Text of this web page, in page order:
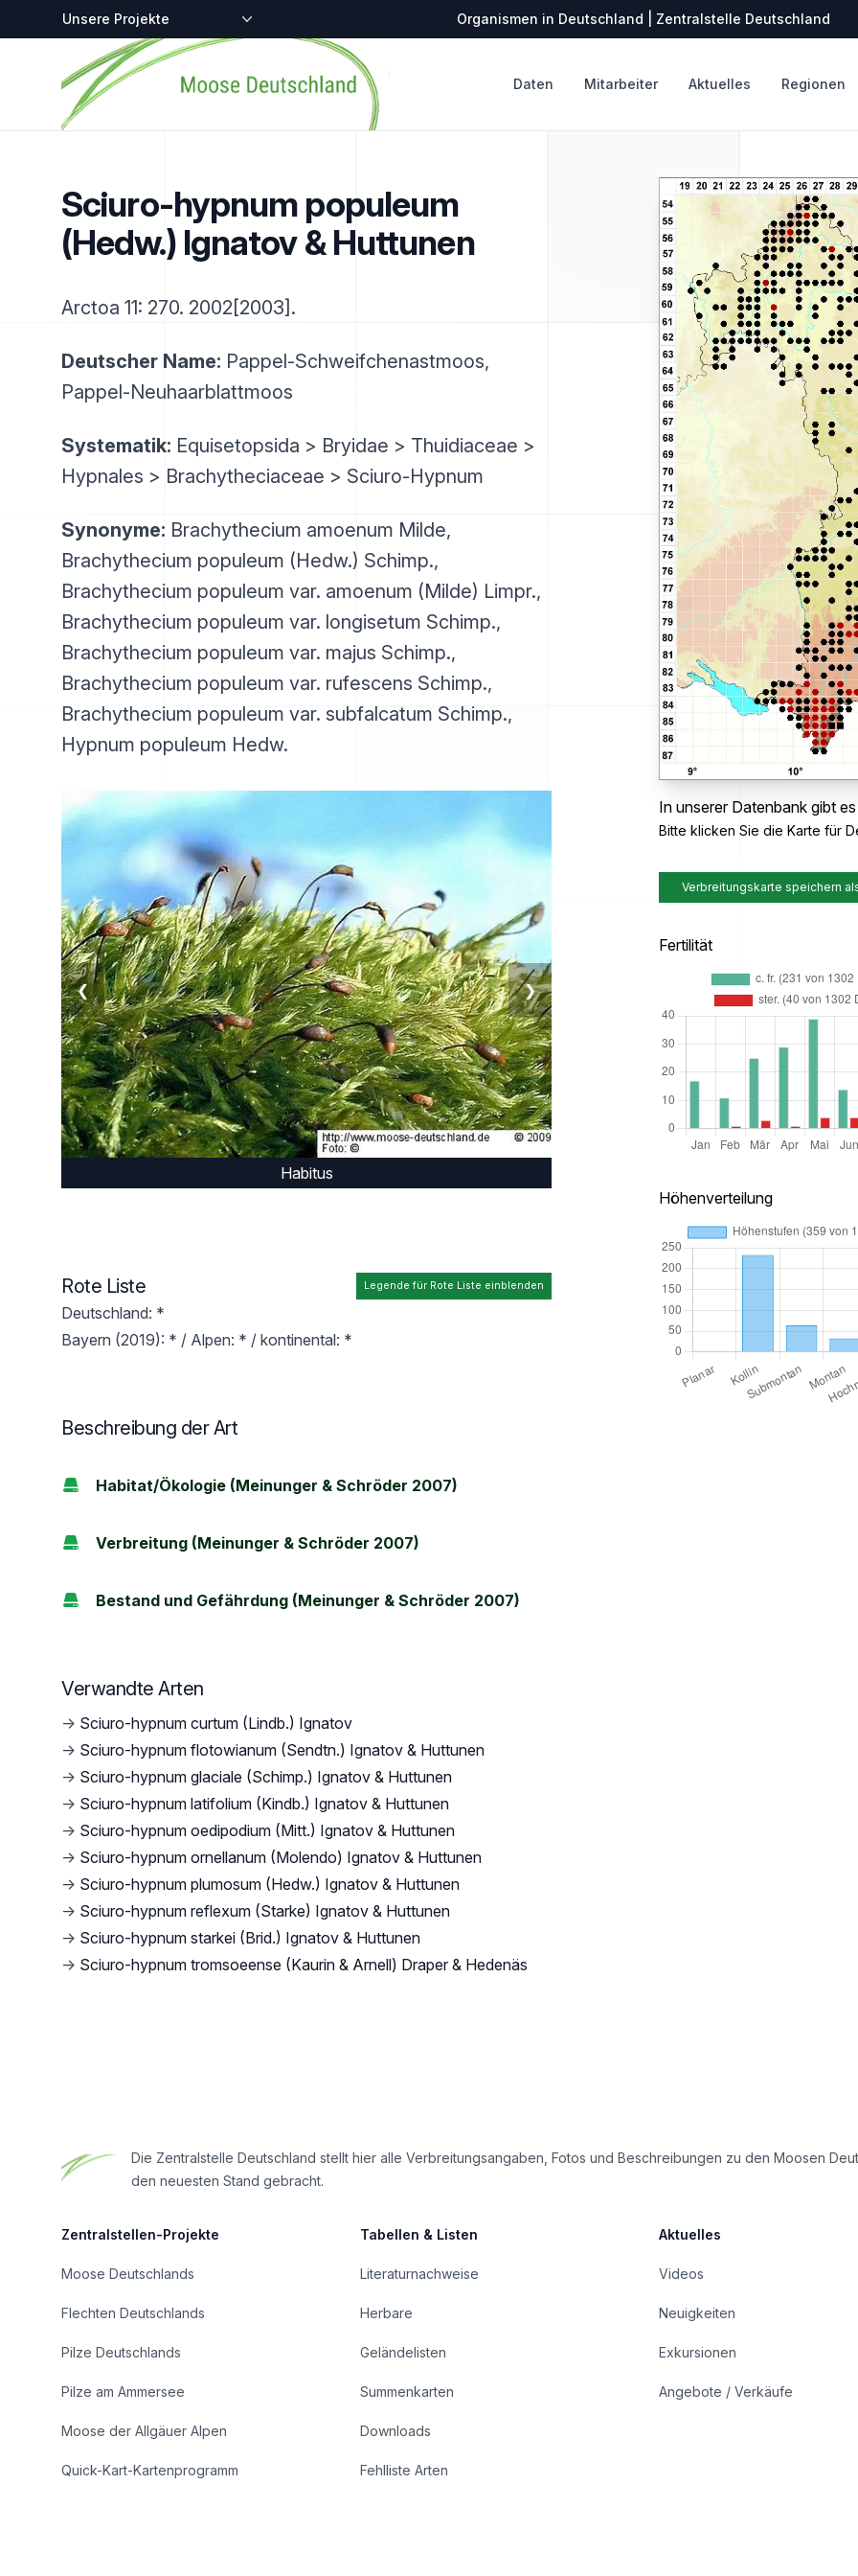
Zentralstellen-Projekte Organismen in Deutschland | Zentralstelle Deutschland
Startseite
Daten Mitarbeiter Aktuelles Regionen
Sciuro-hypnum populeum
(Hedw.) Ignatov & Huttunen
Arctoa 11: 270. 2002[2003].
Deutscher Name: Pappel-Schweifchenastmoos,
Pappel-Neuhaarblattmoos
Systematik: Equisetopsida > Bryidae > Thuidiaceae >
Hypnales > Brachytheciaceae > Sciuro-Hypnum
Synonyme: Brachythecium amoenum Milde,
Brachythecium populeum (Hedw.) Schimp.,
Brachythecium populeum var. amoenum (Milde) Limpr.,
Brachythecium populeum var. longisetum Schimp.,
Brachythecium populeum var. majus Schimp.,
Brachythecium populeum var. rufescens Schimp.,
Brachythecium populeum var. subfalcatum Schimp.,
Hypnum populeum Hedw.
Habitus
❮ ❯
In unserer Datenbank gibt
Bitte klicken Sie die Karte für
Verbreitungskarte speichern
Fertilität
Höhenverteilung
Legende für Rote Liste einblenden
Rote Liste
Deutschland: *
Bayern (2019): * / Alpen: * / kontinental: *
Beschreibung der Art
Habitat/Ökologie (Meinunger & Schröder 2007)
Verbreitung (Meinunger & Schröder 2007)
Bestand und Gefährdung (Meinunger & Schröder 2007)
Verwandte Arten
→ Sciuro-hypnum curtum (Lindb.) Ignatov
→ Sciuro-hypnum flotowianum (Sendtn.) Ignatov & Huttunen
→ Sciuro-hypnum glaciale (Schimp.) Ignatov & Huttunen
→ Sciuro-hypnum latifolium (Kindb.) Ignatov & Huttunen
→ Sciuro-hypnum oedipodium (Mitt.) Ignatov & Huttunen
→ Sciuro-hypnum ornellanum (Molendo) Ignatov & Huttunen
→ Sciuro-hypnum plumosum (Hedw.) Ignatov & Huttunen
→ Sciuro-hypnum reflexum (Starke) Ignatov & Huttunen
→ Sciuro-hypnum starkei (Brid.) Ignatov & Huttunen
→ Sciuro-hypnum tromsoeense (Kaurin & Arnell) Draper & Hedenäs
Die Zentralstelle Deutschland stellt hier alle Verbreitungsangaben, Fotos und Beschreibungen zu den Moosen
den neuesten Stand gebracht.
Zentralstellen-Projekte
Moose Deutschlands
Flechten Deutschlands
Pilze Deutschlands
Pilze am Ammersee
Moose der Allgäuer Alpen
Quick-Kart-Kartenprogramm
Tabellen & Listen
Literaturnachweise
Herbare
Geländelisten
Summenkarten
Downloads
Fehlliste Arten
Aktuelles
Videos
Neuigkeiten
Exkursionen
Angebote / Verkäufe